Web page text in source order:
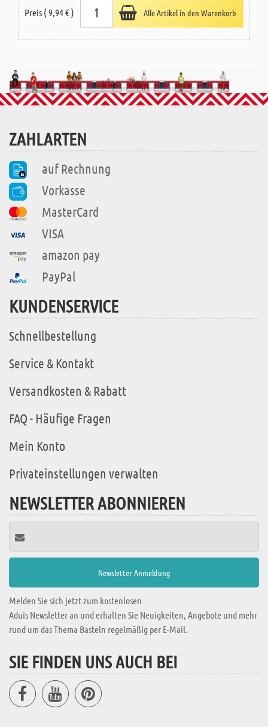
Preis ( 9,94 € ) Alle Artikel in den Warenkorb
ZAHLARTEN
auf Rechnung
Vorkasse
MasterCard
VISA
amazon pay
PayPal
KUNDENSERVICE
Schnellbestellung
Service & Kontakt
Versandkosten & Rabatt
FAQ - Häufige Fragen
Mein Konto
Privateinstellungen verwalten
NEWSLETTER ABONNIEREN
Melden Sie sich jetzt zum kostenlosen
Aduis Newsletter an und erhalten Sie Neuigkeiten, Angebote und mehr
rund um das Thema Basteln regelmäßig per E-Mail.
SIE FINDEN UNS AUCH BEI